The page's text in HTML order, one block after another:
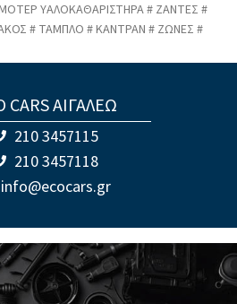
ΥΑΛΟΚΑΘΑΡΙΣΤΗΡΑ # ΖΑΝΤΕΣ #
# ΤΑΜΠΛΟ # ΚΑΝΤΡΑΝ # ΖΩΝΕΣ #
CARS ΑΙΓΑΛΕΩ
210 3457115
210 3457118
info@ecocars.gr